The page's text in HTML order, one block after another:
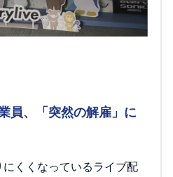
員、「突然の解雇」に
くくなっているライブ配